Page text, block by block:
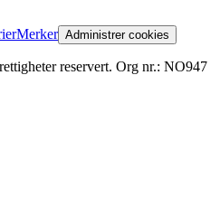
Merker Administrer cookies
reservert. Org nr.: NO947